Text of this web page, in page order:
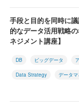
手段と目的を同時に
的なデータ活用戦略
ネジメント講座】
DB ビッグデータ
Data Strategy データマ